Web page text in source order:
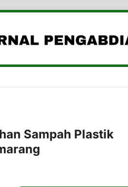
Sampah Plastik